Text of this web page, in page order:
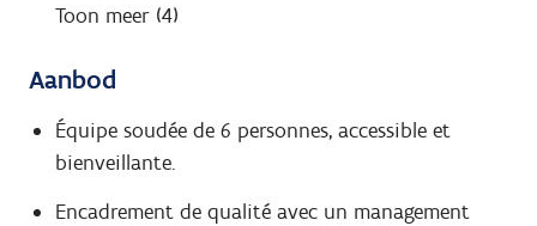
Toon meer (4)
Aanbod
Équipe soudée de 6 personnes, accessible et
bienveillante.
Encadrement de qualité avec un management